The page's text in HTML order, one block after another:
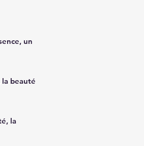
un
beauté
la